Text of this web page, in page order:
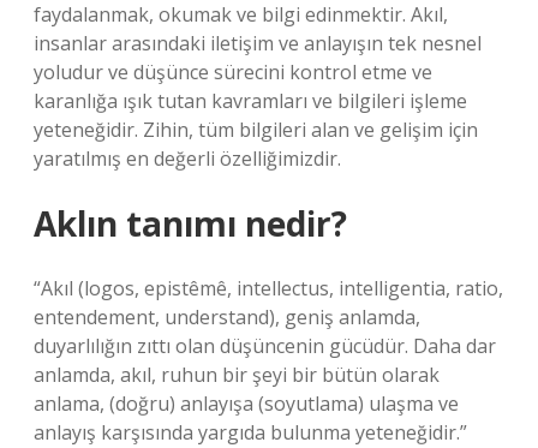
faydalanmak, okumak ve bilgi edinmektir. Akıl,
insanlar arasındaki iletişim ve anlayışın tek nesnel
yoludur ve düşünce sürecini kontrol etme ve
karanlığa ışık tutan kavramları ve bilgileri işleme
yeteneğidir. Zihin, tüm bilgileri alan ve gelişim için
yaratılmış en değerli özelliğimizdir.
Aklın tanımı nedir?
“Akıl (logos, epistêmê, intellectus, intelligentia, ratio,
entendement, understand), geniş anlamda,
duyarlılığın zıttı olan düşüncenin gücüdür. Daha dar
anlamda, akıl, ruhun bir şeyi bir bütün olarak
anlama, (doğru) anlayışa (soyutlama) ulaşma ve
anlayış karşısında yargıda bulunma yeteneğidir.”